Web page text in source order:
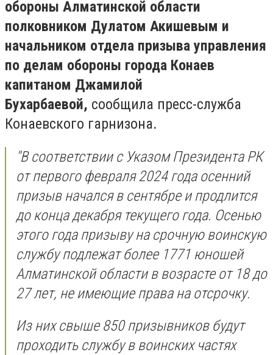
обороны Алматинской области
полковником Дулатом Акишевым и
начальником отдела призыва управления
по делам обороны города Конаев
капитаном Джамилой
Бухарбаевой, сообщила пресс-служба
Конаевского гарнизона.
"В соответствии с Указом Президента РК
от первого февраля 2024 года осенний
призыв начался в сентябре и продлится
до конца декабря текущего года. Осенью
этого года призыву на срочную воинскую
службу подлежат более 1771 юношей
Алматинской области в возрасте от 18 до
27 лет, не имеющие права на отсрочку.
Из них свыше 850 призывников будут
проходить службу в воинских частях